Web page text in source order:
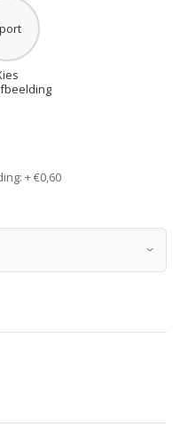
+ €0,60